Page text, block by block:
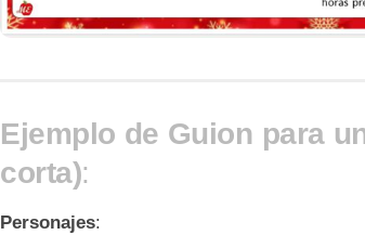
Ejemplo de Guion para
corta):
Personajes: